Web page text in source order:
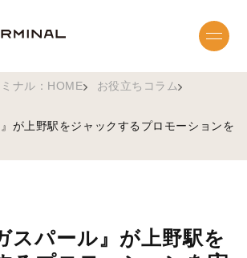
ナル：HOME
お役立ちコラム
』が上野駅をジャックするプロモーションを
スパール』が上野駅を